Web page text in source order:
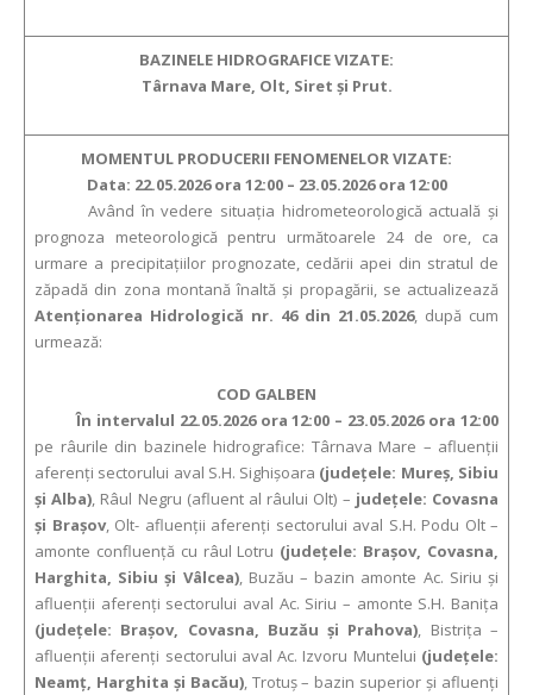
BAZINELE HIDROGRAFICE VIZATE:
Târnava Mare, Olt, Siret și Prut.
MOMENTUL PRODUCERII FENOMENELOR VIZATE:
Data: 22.05.2026 ora 12:00 – 23.05.2026 ora 12:00
Având în vedere situaţia hidrometeorologică actuală şi
prognoza meteorologică pentru următoarele 24 de ore, ca
urmare a precipitaţiilor prognozate, cedării apei din stratul de
zăpadă din zona montană înaltă şi propagării, se actualizează
Atenţionarea Hidrologică nr. 46 din 21.05.2026, după cum
urmează:
COD GALBEN
În intervalul 22.05.2026 ora 12:00 – 23.05.2026 ora 12:00
pe râurile din bazinele hidrografice: Târnava Mare – afluenţii
aferenţi sectorului aval S.H. Sighișoara (judeţele: Mureș, Sibiu
și Alba), Râul Negru (afluent al râului Olt) – judeţele: Covasna
și Brașov, Olt- afluenţii aferenţi sectorului aval S.H. Podu Olt –
amonte confluenţă cu râul Lotru (judeţele: Braşov, Covasna,
Harghita, Sibiu și Vâlcea), Buzău – bazin amonte Ac. Siriu şi
afluenţii aferenţi sectorului aval Ac. Siriu – amonte S.H. Baniţa
(judeţele: Braşov, Covasna, Buzău şi Prahova), Bistriţa –
afluenţii aferenţi sectorului aval Ac. Izvoru Muntelui (judeţele:
Neamţ, Harghita şi Bacău), Trotuş – bazin superior şi afluenţi